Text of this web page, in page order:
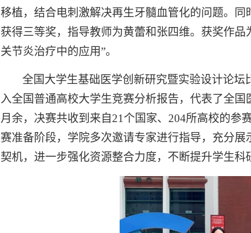
移植，结合电刺激解决再生牙髓血管化的问题。
获得三等奖，指导教师为黄蕾和张四维。获奖作品
关节炎治疗中的应用”。
全国大学生基础医学创新研究暨实验设计论
入全国普通高校大学生竞赛分析报告，代表了全
月余，决赛共收到来自 21 个国家、 204所高校的参
赛准备阶段，学院多次邀请专家进行指导，充分
契机，进一步强化资源整合力度，不断提升学生